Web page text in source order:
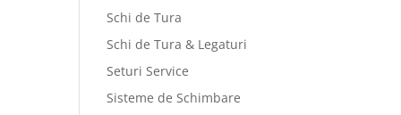
Schi de Tura
Schi de Tura & Legaturi
Seturi Service
Sisteme de Schimbare